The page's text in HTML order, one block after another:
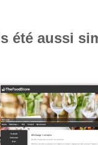
été aussi